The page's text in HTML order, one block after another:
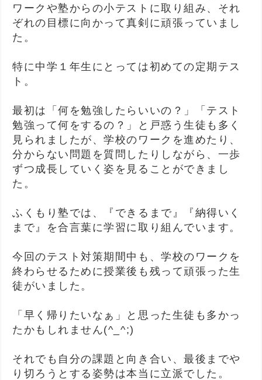
ワークや塾からの小テストに取り組み、それ
ぞれの目標に向かって真剣に頑張っていまし
た。
特に中学１年生にとっては初めての定期テス
ト。
最初は「何を勉強したらいいの？」「テスト
勉強って何をするの？」と戸惑う生徒も多く
見られましたが、学校のワークを進めたり、
分からない問題を質問したりしながら、一歩
ずつ成長していく姿を見ることができまし
た。
ふくもり塾では、『できるまで』『納得いく
まで』を合言葉に学習に取り組んでいます。
今回のテスト対策期間中も、学校のワークを
終わらせるために授業後も残って頑張った生
徒がいました。
「早く帰りたいなぁ」と思った生徒も多かっ
たかもしれません(^_^;)
それでも自分の課題と向き合い、最後までや
り切ろうとする姿勢は本当に立派でした。